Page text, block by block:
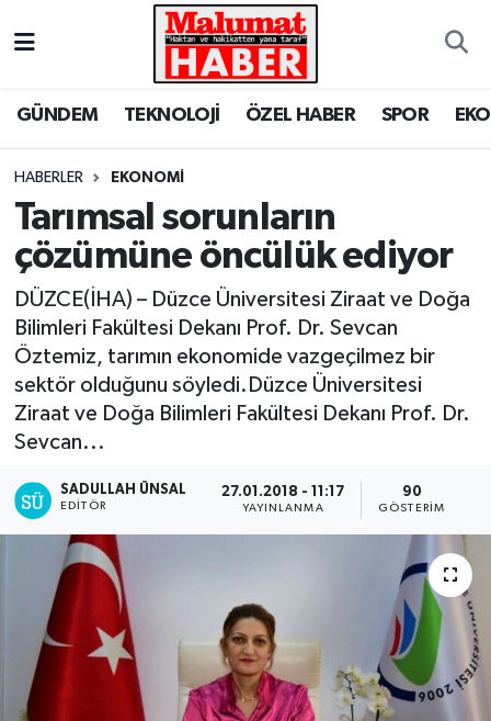
GÜNDEM TEKNOLOJİ ÖZEL HABER SPOR
HABERLER EKONOMİ
Tarımsal sorunların
çözümüne öncülük ediyor
DÜZCE(İHA) – Düzce Üniversitesi Ziraat ve Doğa
Bilimleri Fakültesi Dekanı Prof. Dr. Sevcan
Öztemiz, tarımın ekonomide vazgeçilmez bir
sektör olduğunu söyledi.Düzce Üniversitesi
Ziraat ve Doğa Bilimleri Fakültesi Dekanı Prof. Dr.
Sevcan...
SADULLAH ÜNSAL
EDITÖR
27.01.2018 - 11:17
YAYINLANMA
90
GÖSTERIM
Nöbetçi Eczaneler
Süper Lig Puan Durumu ve Fikstür
Tüm Manşetler
Son Dakika Haberleri
Haber Arşivi